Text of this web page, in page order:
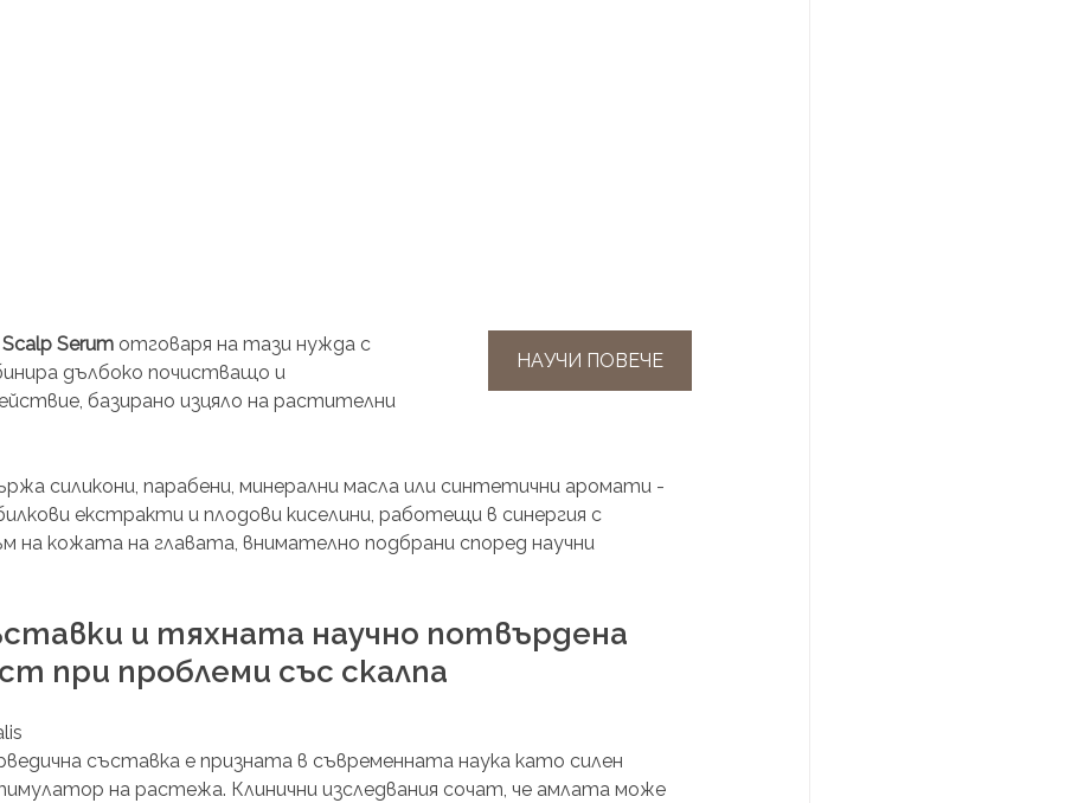
НАУЧИ ПОВЕЧЕ
Serum отговаря на тази нужда с
дълбоко почистващо и
базирано изцяло на растителни
силикони, парабени, минерални масла или синтетични аромати -
екстракти и плодови киселини, работещи в синергия с
на кожата на главата, внимателно подбрани според научни
и тяхната научно потвърдена
при проблеми със скалпа
съставка е призната в съвременната наука като силен
на растежа. Клинични изследвания сочат, че амлата може